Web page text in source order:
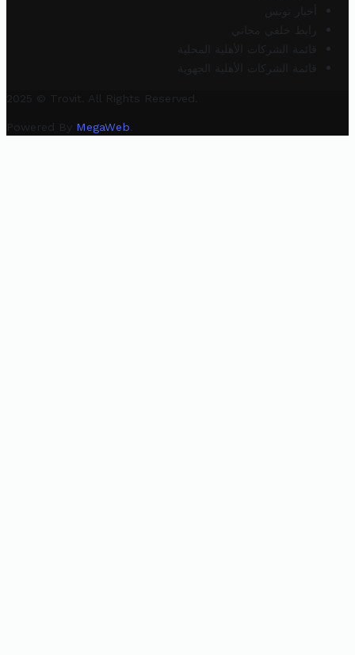
أخبار تونس
رابط خلفي مجاني
قائمة الشركات الأهلية المحلية
قائمة الشركات الأهلية الجهوية
2025 © Trovit. All Rights Reserved.
Powered By MegaWeb